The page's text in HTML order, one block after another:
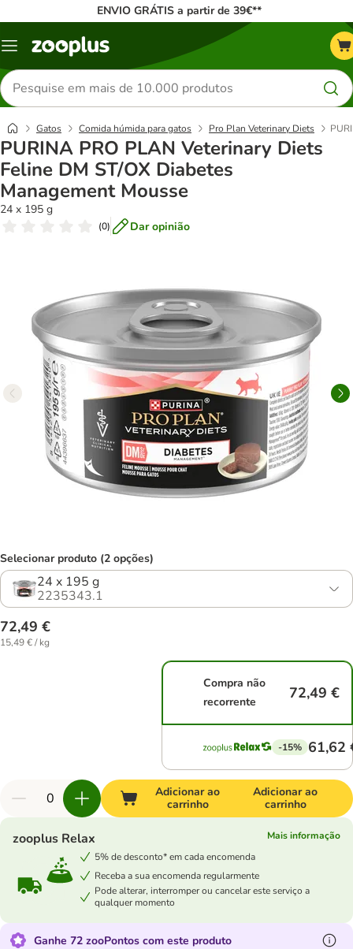
ENVIO GRÁTIS a partir de 39€**
Menu
Pesquisar
produtos
Gatos Comida húmida para gatos Pro Plan Veterinary Diets
PURINA PRO PLAN Veterinary Diets
Feline DM ST/OX Diabetes
Management Mousse
24 x 195 g
(0) Dar opinião
Selecionar produto (2 opções)
24 x 195 g
2235343.1
72,49 €
15,49 € / kg
Compra não
recorrente
72,49 €
-15% 61,62
Adicionar ao
carrinho
Adicionar ao
carrinho
zooplus Relax
Mais informação
5% de desconto* em cada encomenda
Receba a sua encomenda regularmente
Pode alterar, interromper ou cancelar este serviço a
qualquer momento
Ganhe 72 zooPontos com este produto